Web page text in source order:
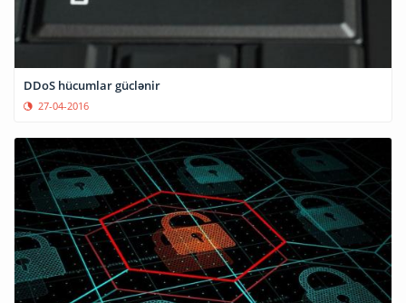
DDoS hücumlar güclənir
27-04-2016